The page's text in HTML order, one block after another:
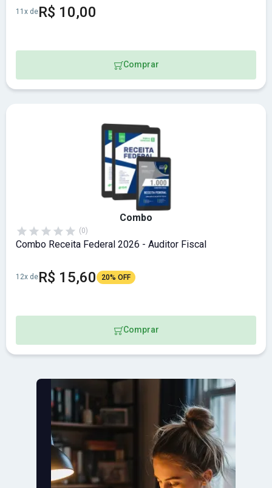
11x deR$ 10,00
Comprar
Combo
(0)
Combo Receita Federal 2026 - Auditor Fiscal
12x deR$ 15,60 20% OFF
Comprar